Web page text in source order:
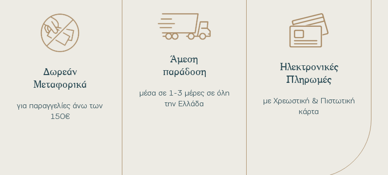
για παραγγελίες άνω των
150€
Δωρεάν
Μεταφορικά
μέσα σε 1-3 μέρες σε όλη
την Ελλάδα
Άμεση
παράδοση
με Χρεωστική & Πιστωτική
κάρτα
Ηλεκτρονικές
Πληρωμές